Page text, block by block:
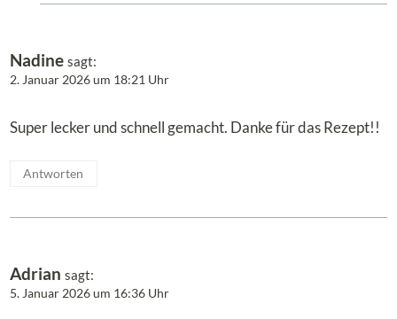
Nadine sagt:
2. Januar 2026 um 18:21 Uhr
Super lecker und schnell gemacht. Danke für das Rezept!!
Antworten
Adrian sagt:
5. Januar 2026 um 16:36 Uhr